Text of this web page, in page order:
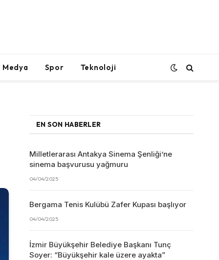
Medya Spor Teknoloji
EN SON HABERLER
Milletlerarası Antakya Sinema Şenliği’ne
sinema başvurusu yağmuru
04/04/2025
Bergama Tenis Kulübü Zafer Kupası başlıyor
04/04/2025
İzmir Büyükşehir Belediye Başkanı Tunç
Soyer: “Büyükşehir kale üzere ayakta”